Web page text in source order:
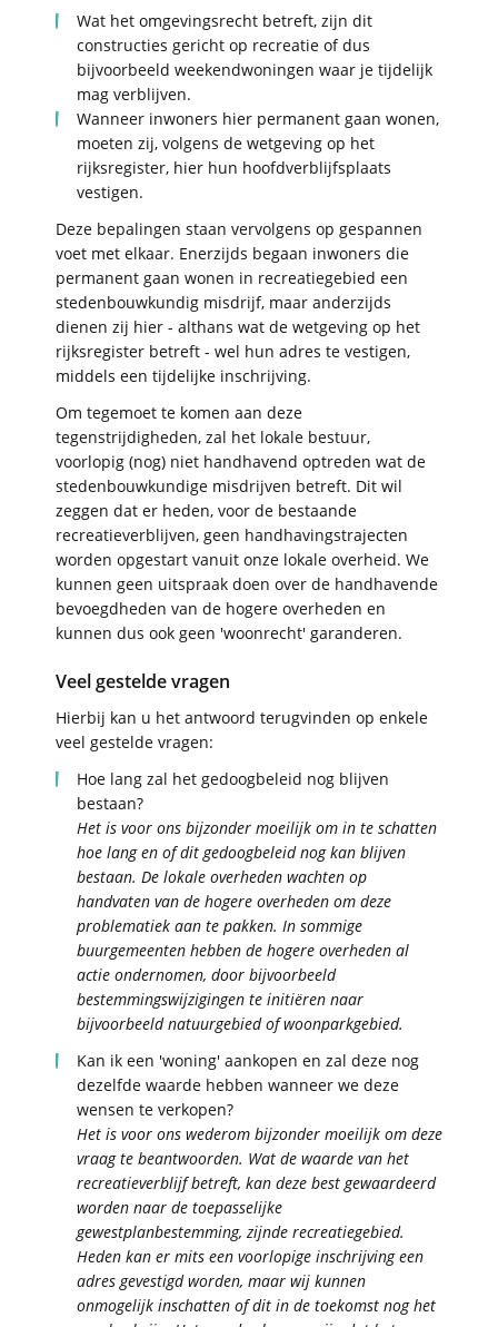
Wat het omgevingsrecht betreft, zijn dit
constructies gericht op recreatie of dus
bijvoorbeeld weekendwoningen waar je tijdelijk
mag verblijven.
Wanneer inwoners hier permanent gaan wonen,
moeten zij, volgens de wetgeving op het
rijksregister, hier hun hoofdverblijfsplaats
vestigen.
Deze bepalingen staan vervolgens op gespannen
voet met elkaar. Enerzijds begaan inwoners die
permanent gaan wonen in recreatiegebied een
stedenbouwkundig misdrijf, maar anderzijds
dienen zij hier - althans wat de wetgeving op het
rijksregister betreft - wel hun adres te vestigen,
middels een tijdelijke inschrijving.
Om tegemoet te komen aan deze
tegenstrijdigheden, zal het lokale bestuur,
voorlopig (nog) niet handhavend optreden wat de
stedenbouwkundige misdrijven betreft. Dit wil
zeggen dat er heden, voor de bestaande
recreatieverblijven, geen handhavingstrajecten
worden opgestart vanuit onze lokale overheid. We
kunnen geen uitspraak doen over de handhavende
bevoegdheden van de hogere overheden en
kunnen dus ook geen 'woonrecht' garanderen.
Veel gestelde vragen
Hierbij kan u het antwoord terugvinden op enkele
veel gestelde vragen:
Hoe lang zal het gedoogbeleid nog blijven
bestaan?
Het is voor ons bijzonder moeilijk om in te schatten
hoe lang en of dit gedoogbeleid nog kan blijven
bestaan. De lokale overheden wachten op
handvaten van de hogere overheden om deze
problematiek aan te pakken. In sommige
buurgemeenten hebben de hogere overheden al
actie ondernomen, door bijvoorbeeld
bestemmingswijzigingen te initiëren naar
bijvoorbeeld natuurgebied of woonparkgebied.
Kan ik een 'woning' aankopen en zal deze nog
dezelfde waarde hebben wanneer we deze
wensen te verkopen?
Het is voor ons wederom bijzonder moeilijk om deze
vraag te beantwoorden. Wat de waarde van het
recreatieverblijf betreft, kan deze best gewaardeerd
worden naar de toepasselijke
gewestplanbestemming, zijnde recreatiegebied.
Heden kan er mits een voorlopige inschrijving een
adres gevestigd worden, maar wij kunnen
onmogelijk inschatten of dit in de toekomst nog het